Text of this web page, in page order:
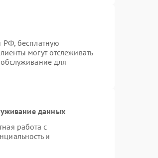
РФ, бесплатную
могут отслеживать
для
данных
работа с
и